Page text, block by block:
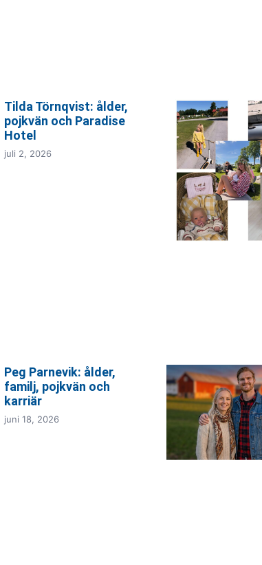
Tilda Törnqvist: ålder,
pojkvän och Paradise
Hotel
juli 2, 2026
Peg Parnevik: ålder,
familj, pojkvän och
karriär
juni 18, 2026